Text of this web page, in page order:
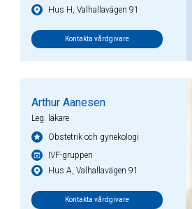
Hus H, Valhallavägen 91
Kontakta vårdgivare
Arthur Aanesen
Leg. läkare
Obstetrik och gynekologi
IVF-gruppen
Hus A, Valhallavägen 91
Kontakta vårdgivare